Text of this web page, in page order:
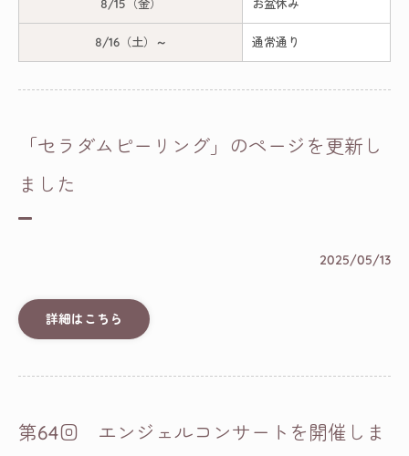
8/15（金） お盆休み
8/16（土）～ 通常通り
「セラダムピーリング」のページを更新し
ました
2025/05/13
詳細はこちら
第64回 エンジェルコンサートを開催しま